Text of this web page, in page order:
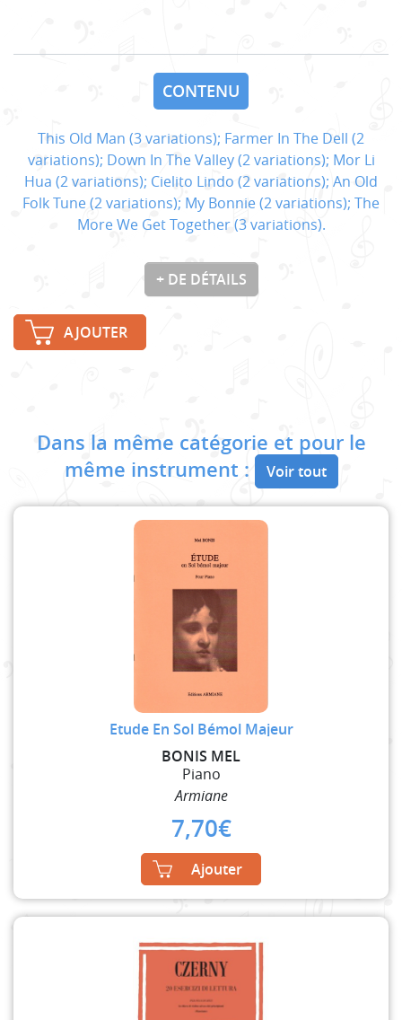
CONTENU
This Old Man (3 variations); Farmer In The Dell (2
variations); Down In The Valley (2 variations); Mor Li
Hua (2 variations); Cielito Lindo (2 variations); An Old
Folk Tune (2 variations); My Bonnie (2 variations); The
More We Get Together (3 variations).
+ DE DÉTAILS
AJOUTER
Dans la même catégorie et pour le
même instrument :
Voir tout
Etude En Sol Bémol Majeur
BONIS MEL
Piano
Armiane
7,70€
Ajouter